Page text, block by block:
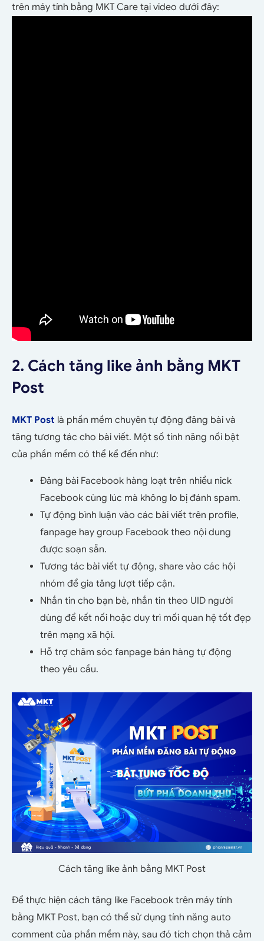
trên máy tính bằng MKT Care tại video dưới đây:
2. Cách tăng like ảnh bằng MKT
Post
MKT Post là phần mềm chuyên tự động đăng bài và
tăng tương tác cho bài viết. Một số tính năng nổi bật
của phần mềm có thể kể đến như:
Đăng bài Facebook hàng loạt trên nhiều nick
Facebook cùng lúc mà không lo bị đánh spam.
Tự động bình luận vào các bài viết trên profile,
fanpage hay group Facebook theo nội dung
được soạn sẵn.
Tương tác bài viết tự động, share vào các hội
nhóm để gia tăng lượt tiếp cận.
Nhắn tin cho bạn bè, nhắn tin theo UID người
dùng để kết nối hoặc duy trì mối quan hệ tốt đẹp
trên mạng xã hội.
Hỗ trợ chăm sóc fanpage bán hàng tự động
theo yêu cầu.
Cách tăng like ảnh bằng MKT Post
Để thực hiện cách tăng like Facebook trên máy tính
bằng MKT Post, bạn có thể sử dụng tính năng auto
comment của phần mềm này, sau đó tích chọn thả cảm